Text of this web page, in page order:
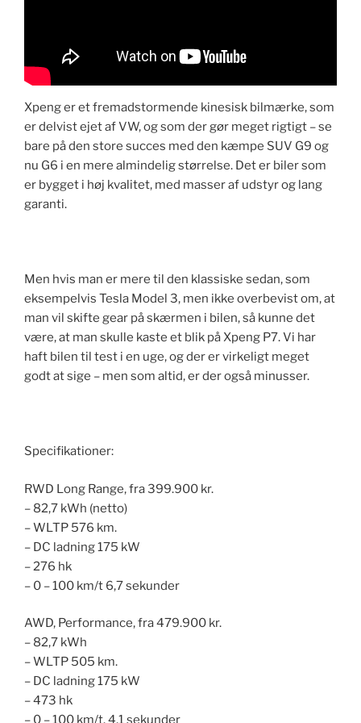
Xpeng er et fremadstormende kinesisk bilmærke, som
er delvist ejet af VW, og som der gør meget rigtigt – se
bare på den store succes med den kæmpe SUV G9 og
nu G6 i en mere almindelig størrelse. Det er biler som
er bygget i høj kvalitet, med masser af udstyr og lang
garanti.
Men hvis man er mere til den klassiske sedan, som
eksempelvis Tesla Model 3, men ikke overbevist om, at
man vil skifte gear på skærmen i bilen, så kunne det
være, at man skulle kaste et blik på Xpeng P7. Vi har
haft bilen til test i en uge, og der er virkeligt meget
godt at sige – men som altid, er der også minusser.
Specifikationer:
RWD Long Range, fra 399.900 kr.
– 82,7 kWh (netto)
– WLTP 576 km.
– DC ladning 175 kW
– 276 hk
– 0 – 100 km/t 6,7 sekunder
AWD, Performance, fra 479.900 kr.
– 82,7 kWh
– WLTP 505 km.
– DC ladning 175 kW
– 473 hk
– 0 – 100 km/t. 4,1 sekunder